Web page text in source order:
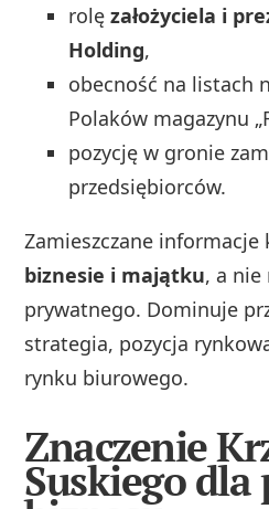
rolęzałożyciela i
Holding,
obecność na listach
Polaków magazynu
pozycję w gronie
przedsiębiorców.
Zamieszczane
biznesie i majątku, a nie
prywatnego. Dominuje
strategia, pozycja
rynku biurowego.
Znaczenie
Suskiego dla